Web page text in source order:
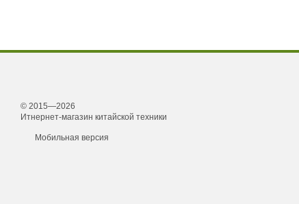
© 2015—2026
Итнернет-магазин китайской техники
Мобильная версия